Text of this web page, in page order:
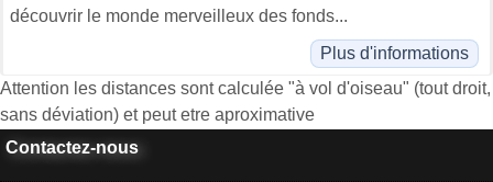
découvrir le monde merveilleux des fonds...
Plus d'informations
Attention les distances sont calculée "à vol d'oiseau" (tout droit,
sans déviation) et peut etre aproximative
Contactez-nous